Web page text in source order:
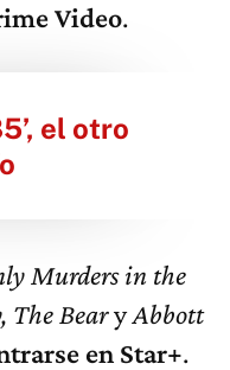
Video.
el otro
Murders in the
The BearyAbbott
en Star+.